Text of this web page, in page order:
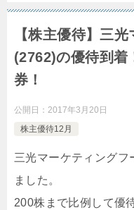
【株主優待】三
(2762)の優待到着
券！
公開日： 2017年3月20日
株主優待12月
三光マーケティングフ
ました。
200株まで比例して優